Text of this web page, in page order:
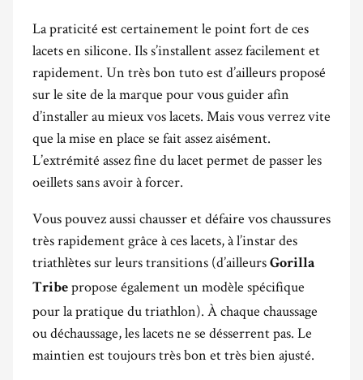
La praticité est certainement le point fort de ces
lacets en silicone. Ils s’installent assez facilement et
rapidement. Un très bon tuto est d’ailleurs proposé
sur le site de la marque pour vous guider afin
d’installer au mieux vos lacets. Mais vous verrez vite
que la mise en place se fait assez aisément.
L’extrémité assez fine du lacet permet de passer les
oeillets sans avoir à forcer.
Vous pouvez aussi chausser et défaire vos chaussures
très rapidement grâce à ces lacets, à l’instar des
triathlètes sur leurs transitions (d’ailleurs Gorilla
Tribe propose également un modèle spécifique
pour la pratique du triathlon). À chaque chaussage
ou déchaussage, les lacets ne se désserrent pas. Le
maintien est toujours très bon et très bien ajusté.